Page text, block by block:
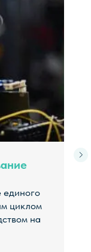
единого
циклом
на